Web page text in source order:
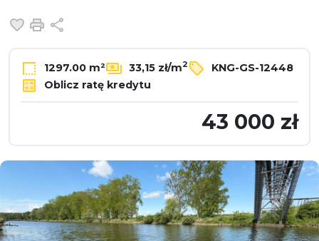
Dodaj do ulubionych
Drukuj
1297.00 m² 33,15 zł/m2
KNG-GS-12448
Oblicz ratę kredytu
43 000 zł